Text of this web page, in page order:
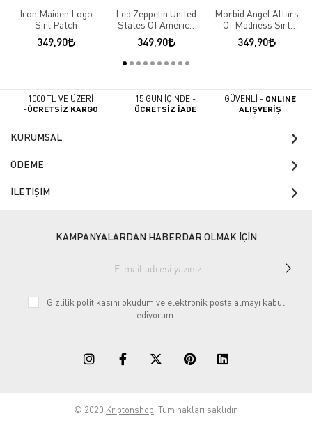
Iron Maiden Logo
Sırt Patch
349,90
Led Zeppelin United
States Of America
1977 Sırt Patch
349,90
Morbid Angel Altars
Of Madness Sırt
Patch
349,90
1000 TL VE ÜZERİ
-ÜCRETSİZ KARGO
15 GÜN İÇİNDE -
ÜCRETSİZ İADE
GÜVENLİ - ONLINE
ALIŞVERİŞ
KURUMSAL
ÖDEME
İLETİŞİM
KAMPANYALARDAN HABERDAR OLMAK İÇİN
Gizlilik politikasını okudum ve elektronik posta almayı kabul
ediyorum.
© 2020 Kriptonshop . Tüm hakları saklıdır.